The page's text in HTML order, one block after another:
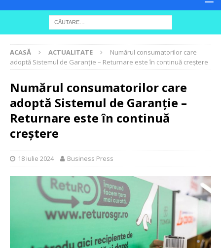
ACASĂ ACTUALITATE
Numărul consumatorilor care
adoptă Sistemul de Garanție – Returnare este în continuă creștere
Numărul consumatorilor care
adoptă Sistemul de Garanție –
Returnare este în continuă
creștere
18 iulie 2024 Business Press